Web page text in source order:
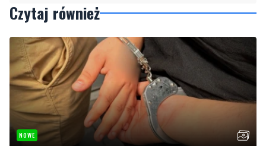
Czytaj również
NOWE